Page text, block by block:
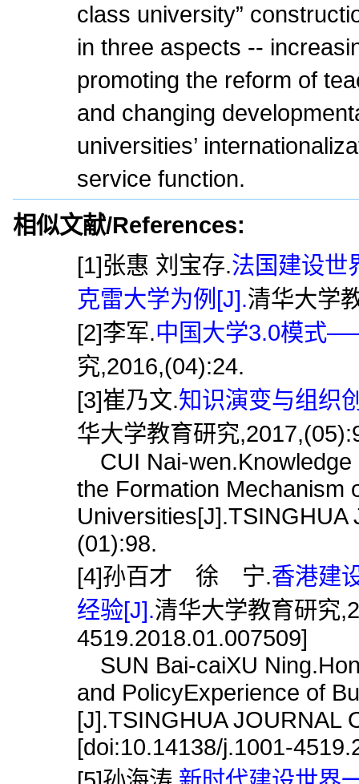
class university”
in three aspects --
promoting the reform of
and changing
universities’
service function.
相似文献/References:
[1]张惠 刘宝存.法国建设
克雷大学为例[J].清华大学
[2]李军.中国大学3.0模式
究,2016,(04):24.
[3]崔乃文.知识演变与组织
华大学教育研究
CUI Nai-wen.Knowledge
the Formation Mechanism
Universities[J].TSINGHUA
(01):98.
[4]孙百才 徐 宁.香港建
经验[J].清华大学教育研究
4519.2018.01.007509]
SUN Bai-caiXU
and PolicyExperience of
[J].TSINGHUA JOURNAL
[doi:10.14138/j.1001-